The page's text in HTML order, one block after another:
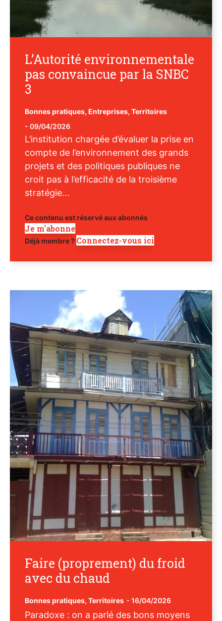
L’Autorité environnementale
pas convaincue par la SNBC
3
Bonnes pratiques, Entreprises, Territoires
- 09/04/2026
L’institution chargée d’évaluer la prise en
compte de l’environnement des grands
projets et des politiques publiques ne
croit pas à l’efficacité de la troisième
stratégie...
Ce contenu est réservé aux abonnés
Je m'abonne
Déjà membre ? Connectez-vous ici
Faire (proprement) du froid
avec du chaud
Bonnes pratiques, Territoires - 16/04/2026
Paradoxe : on a parlé des bons moyens